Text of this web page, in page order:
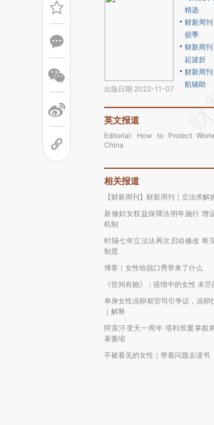
出版日期 2022-11-07
精选
财新周
损季
财新周
起波折
财新周
航辅助
英文报道
Editorial: How to Protect
China
相关报道
【财新周刊】财新周刊｜立法求解
新修妇女权益保障法明年施行 增
机制
时隔七年立法法再次启动修改 将
制度
博客｜女性给脱口秀带来了什么
《世间有她》：疫情中的女性 未
单身女性冻卵权官司引争议，冻卵
｜解释
阿富汗变天一周年 塔利班重掌权
著萎缩
不被看见的女性｜带着问题去读书